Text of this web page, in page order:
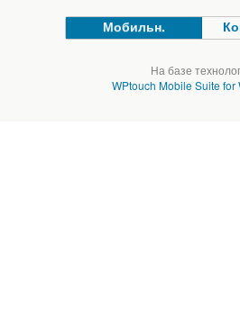
Мобильн.
На базе
WPtouch Mobile Suite for